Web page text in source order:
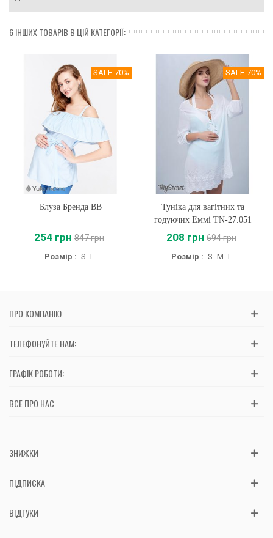
6 ІНШИХ ТОВАРІВ В ЦІЙ КАТЕГОРІЇ:
SALE-70%
Блуза Бренда BB
254 грн 847 грн
Розмір : S L
SALE-70%
Туніка для вагітних та
годуючих Еммі TN-27.051
208 грн 694 грн
Розмір : S M L
ПРО КОМПАНІЮ
ТЕЛЕФОНУЙТЕ НАМ:
ГРАФІК РОБОТИ:
ВСЕ ПРО НАС
ЗНИЖКИ
ПІДПИСКА
ВІДГУКИ